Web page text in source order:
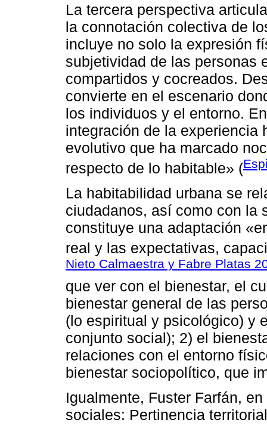
La tercera perspectiva
la connotación colectiva de
incluye no solo la expresión
subjetividad de las personas
compartidos y cocreados.
convierte en el escenario
los individuos y el entorno.
integración de la experiencia
evolutivo que ha marcado
respecto de lo habitable» (
La habitabilidad urbana se
ciudadanos, así como con la
constituye una adaptación
real y las expectativas,
Nieto Calmaestra y Fabre Platas
que ver con el bienestar, el
bienestar general de las
(lo espiritual y psicológico) y
conjunto social); 2) el
relaciones con el entorno
bienestar sociopolítico, que
Igualmente, Fuster Farfán,
sociales: Pertinencia